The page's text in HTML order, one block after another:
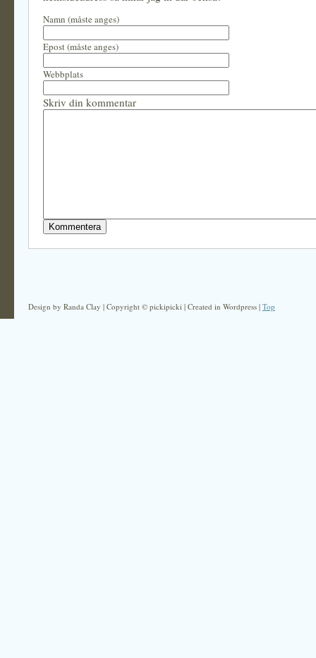
Namn (måste anges)
Epost (måste anges)
Webbplats
Skriv din kommentar
Design by Randa Clay | Copyright © pickipicki | Created in Wordpress | Top